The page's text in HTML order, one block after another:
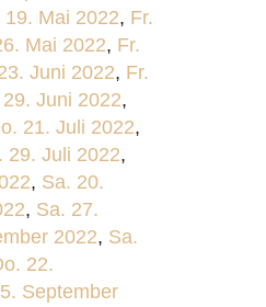
19. Mai 2022, Fr.
Mai 2022, Fr.
Juni 2022, Fr.
Juni 2022,
21. Juli 2022,
29. Juli 2022,
, Sa. 20.
, Sa. 27.
2022, Sa.
22.
September